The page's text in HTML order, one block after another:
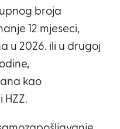
broja
12 mjeseci,
u 2026. ili u drugoj
kao
HZZ.